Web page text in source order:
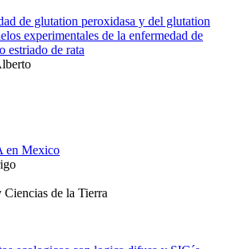
de glutation peroxidasa y del glutation
experimentales de la enfermedad de
estriado de rata
en Mexico
de la Tierra